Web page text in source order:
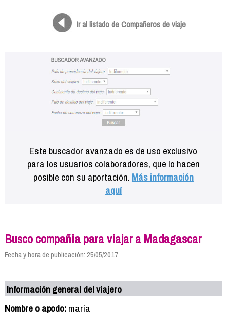
Ir al listado de Compañeros de viaje
Este buscador avanzado es de uso exclusivo
para los usuarios colaboradores, que lo hacen
posible con su aportación. Más información
aquí
Busco compañia para viajar a Madagascar
Fecha y hora de publicación: 25/05/2017
Información general del viajero
Nombre o apodo:maria